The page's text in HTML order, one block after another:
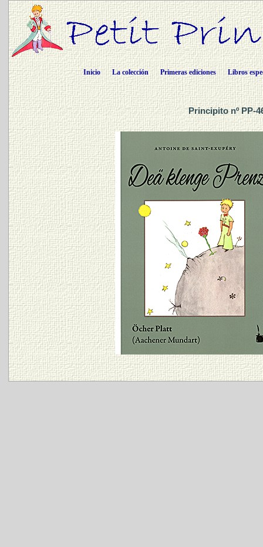
Inicio La colección Primeras ediciones Libros
Principito nº PP-